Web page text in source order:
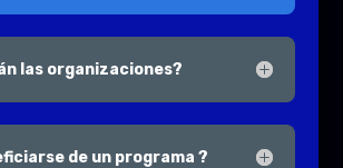
las organizaciones?
de un programa ?